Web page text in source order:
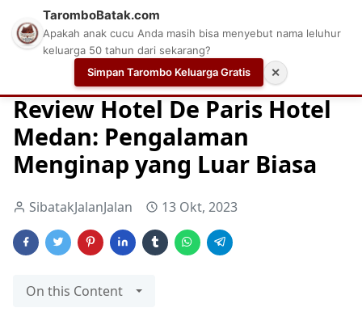
Hotel HOTEL MEDAN MEDAN
Review Hotel De Paris Hotel
Medan: Pengalaman
Menginap yang Luar Biasa
SibatakJalanJalan 13 Okt, 2023
On this Content
TaromboBatak.com
Apakah anak cucu Anda masih bisa menyebut nama leluhur
keluarga 50 tahun dari sekarang?
Simpan Tarombo Keluarga Gratis
✕